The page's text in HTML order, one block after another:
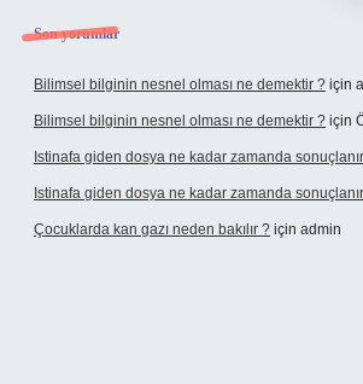
Son yorumlar
Bilimsel bilginin nesnel olması ne demektir ? için
Bilimsel bilginin nesnel olması ne demektir ? için
Istinafa giden dosya ne kadar zamanda
Istinafa giden dosya ne kadar zamanda
Çocuklarda kan gazı neden bakılır ? için admin